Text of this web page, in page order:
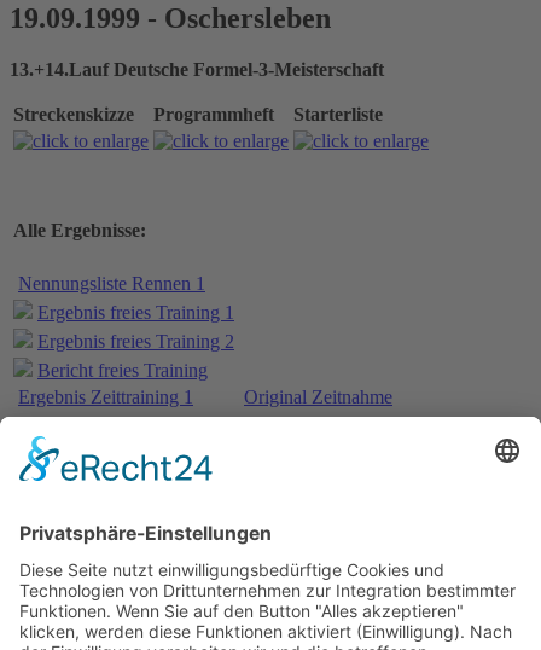
19.09.1999 - Oschersleben
13.+14.Lauf Deutsche Formel-3-Meisterschaft
Streckenskizze Programmheft Starterliste
Alle Ergebnisse:
Nennungsliste Rennen 1
Ergebnis freies Training 1
Ergebnis freies Training 2
Bericht freies Training
Ergebnis Zeittraining 1
Original Zeitnahme
Bericht Zeittraining 1
Startaufstellung Rennen 1
Ergebnis Rennen 1
Bericht Rennen 1
Nennungsliste Rennen 2
Ergebnis Zeittraining 2
Original Zeitnahme
Bericht Zeittraining 2